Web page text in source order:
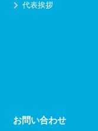
代表挨拶
お問い合わせ